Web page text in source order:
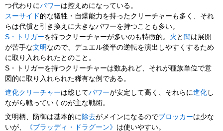
つ代わりにパワーは控えめになっている。
スーサイド 的な犠牲・自爆能力を持ったクリーチャーも多く、それ
らは代償と引き換えに大きなパワーを持つことも多い。
S・トリガーを持つクリーチャーが多いのも特徴的。 火 と 闇は展開
が苦手な文明 なので、デュエル後半の逆転を演出しやすくするため
に取り入れられたとのこと。
S・トリガーを持つクリーチャーは数あれど、それが種族単位で意
図的に取り入れられた稀有な例である。
進化クリーチャーは総じてパワーが安定して高く、それらに進化 し
ながら戦っていくのが主な戦術。
文明柄、防御は基本的に 除去がメインになるのでブロッカーは少な
いが、
《ブラッディ・ドラグーン》 は使いやすい。